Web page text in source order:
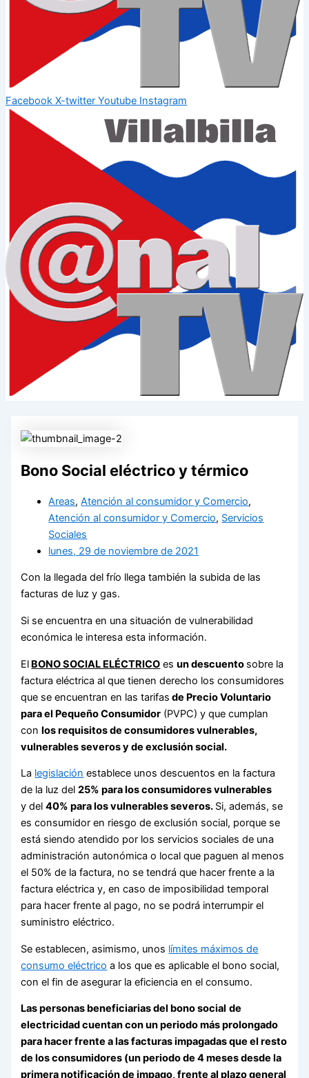
Facebook X-twitter Youtube Instagram
Bono Social eléctrico y térmico
Areas,Atención al consumidor y Comercio,
Atención al consumidor y Comercio, Servicios
Sociales
lunes, 29 de noviembre de 2021
Con la llegada del frío llega también la subida de las
facturas de luz y gas.
Si se encuentra en una situación de vulnerabilidad
económica le interesa esta información.
El BONO SOCIAL ELÉCTRICO esun descuento sobre la
factura eléctrica al que tienen derecho los consumidores
que se encuentran en las tarifas de Precio Voluntario
para el Pequeño Consumidor (PVPC) y que cumplan
conlos requisitos de consumidores vulnerables,
vulnerables severos y de exclusión social.
La legislación establece unos descuentos en la factura
de la luz del25% para los consumidores vulnerables
y del40% para los vulnerables severos. Si, además, se
es consumidor en riesgo de exclusión social, porque se
está siendo atendido por los servicios sociales de una
administración autonómica o local que paguen al menos
el 50% de la factura, no se tendrá que hacer frente a la
factura eléctrica y, en caso de imposibilidad temporal
para hacer frente al pago, no se podrá interrumpir el
suministro eléctrico.
Se establecen, asimismo, unos límites máximos de
consumo eléctrico a los que es aplicable el bono social,
con el fin de asegurar la eficiencia en el consumo.
Las personas beneficiarias del bono social de
electricidad cuentan con unperiodo más prolongado
para hacer frente a las facturas impagadasque el resto
de los consumidores (un periodo de 4 meses desde la
primera notificación de impago, frente al plazo general